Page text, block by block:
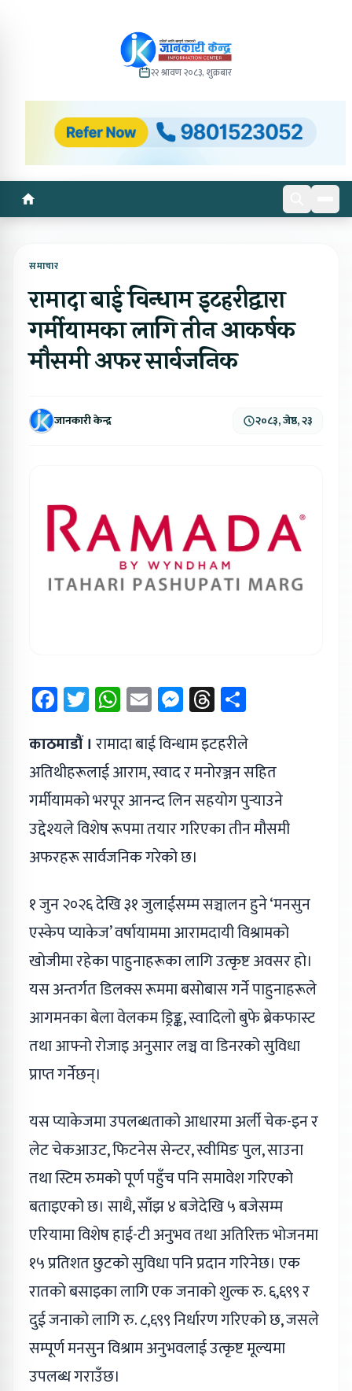
२२ श्रावण २०८३, शुक्रबार
समाचार
रामादा बाई विन्धाम इटहरीद्वारा
गर्मीयामका लागि तीन आकर्षक
मौसमी अफर सार्वजनिक
जानकारी केन्द्र २०८३, जेष्ठ, २३
Facebook
Twitter
WhatsApp
EmailMessenger
Threads
काठमाडौं । रामादा बाई विन्धाम इटहरीले
अतिथीहरूलाई आराम, स्वाद र मनोरञ्जन सहित
गर्मीयामको भरपूर आनन्द लिन सहयोग पुर्‍याउने
उद्देश्यले विशेष रूपमा तयार गरिएका तीन मौसमी
अफरहरू सार्वजनिक गरेको छ।
१ जुन २०२६ देखि ३१ जुलाईसम्म सञ्चालन हुने ‘मनसुन
एस्केप प्याकेज’ वर्षायाममा आरामदायी विश्रामको
खोजीमा रहेका पाहुनाहरूका लागि उत्कृष्ट अवसर हो।
यस अन्तर्गत डिलक्स रूममा बसोबास गर्ने पाहुनाहरूले
आगमनका बेला वेलकम ड्रिङ्क, स्वादिलो बुफे ब्रेकफास्ट
तथा आफ्नो रोजाइ अनुसार लञ्च वा डिनरको सुविधा
प्राप्त गर्नेछन्।
यस प्याकेजमा उपलब्धताको आधारमा अर्ली चेक-इन र
लेट चेकआउट, फिटनेस सेन्टर, स्वीमिङ पुल, साउना
तथा स्टिम रुमको पूर्ण पहुँच पनि समावेश गरिएको
बताइएको छ। साथै, साँझ ४ बजेदेखि ५ बजेसम्म
एरियामा विशेष हाई-टी अनुभव तथा अतिरिक्त भोजनमा
१५ प्रतिशत छुटको सुविधा पनि प्रदान गरिनेछ। एक
रातको बसाइका लागि एक जनाको शुल्क रु. ६,६९९ र
दुई जनाको लागि रु. ८,६९९ निर्धारण गरिएको छ, जसले
सम्पूर्ण मनसुन विश्राम अनुभवलाई उत्कृष्ट मूल्यमा
उपलब्ध गराउँछ।